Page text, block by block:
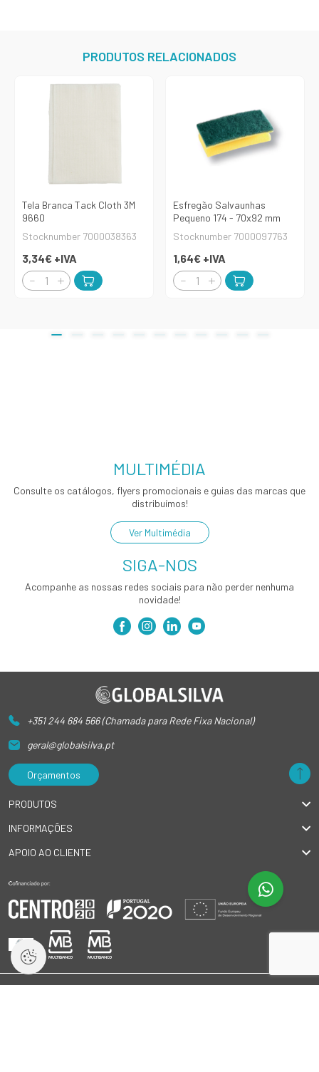
PRODUTOS RELACIONADOS
Tela Branca Tack Cloth 3M
9660
Stocknumber 7000038363
3,34€ +IVA
Esfregão Salvaunhas
Pequeno 174 - 70x92 mm
Stocknumber 7000097763
1,64€ +IVA
MULTIMÉDIA
Consulte os catálogos, flyers promocionais e guias das marcas que
distribuímos!
Ver Multimédia
SIGA-NOS
Acompanhe as nossas redes sociais para não perder nenhuma
novidade!
+351 244 684 566 (Chamada para Rede Fixa Nacional)
geral@globalsilva.pt
Orçamentos
PRODUTOS
INFORMAÇÕES
APOIO AO CLIENTE